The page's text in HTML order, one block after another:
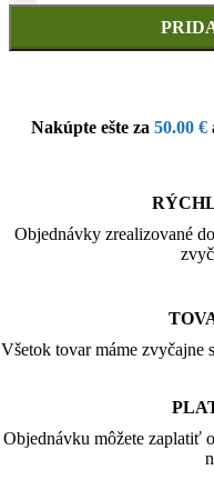
Nakúpte ešte za 50.00 €
Objednávky zrealizované
Všetok tovar máme zvyčajne
Objednávku môžete zaplatiť